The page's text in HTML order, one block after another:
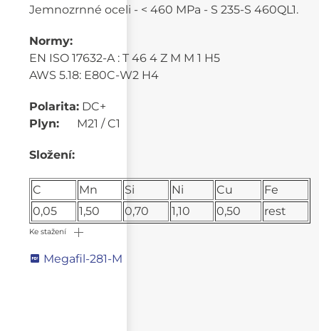
Jemnozrnné oceli - < 460 MPa - S 235-S 460QL1.
Normy:
EN ISO 17632-A : T 46 4 Z M M 1 H5
AWS 5.18: E80C-W2 H4
Polarita: DC+
Plyn:
M21 / C1
Složení:
C Mn Si Ni Cu
Fe
0,05
1,50 0,70 1,10 0,50 rest
Ke stažení
Megafil-281-M